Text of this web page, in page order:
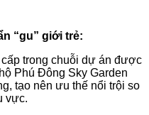
“gu” giới trẻ:
trong chuỗi dự án được
Phú Đông Sky Garden
tạo nên ưu thế nổi trội so
vực.